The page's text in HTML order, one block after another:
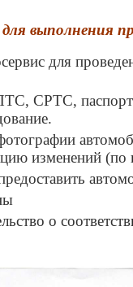
выполнения
для
СРТС,
изменений
о